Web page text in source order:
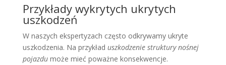
Przykłady wykrytych ukrytych
uszkodzeń
W naszych ekspertyzach często odkrywamy ukryte
uszkodzenia. Na przykład uszkodzenie struktury nośnej
pojazdumoże mieć poważne konsekwencje.